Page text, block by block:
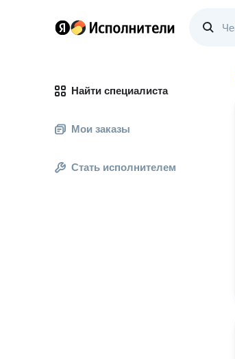
Найти специалиста
Мои заказы
Стать исполнителем